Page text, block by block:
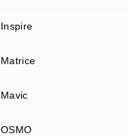
Inspire
Matrice
Mavic
OSMO